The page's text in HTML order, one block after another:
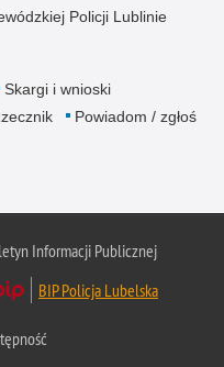
Policji Lublinie
Skargi i wnioski
Powiadom / zgłoś
Informacji Publicznej
BIP Policja Lubelska